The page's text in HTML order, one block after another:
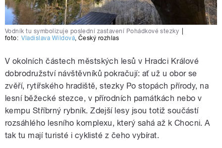
Vodník tu symbolizuje poslední zastavení Pohádkové stezky
foto: Vladislava Wildová ,Český rozhlas
V okolních částech městských lesů v Hradci Králové
dobrodružství návštěvníků pokračují: ať už u obor se
zvěří, rytířského hradiště, stezky Po stopách přírody, na
lesní běžecké stezce, v přírodních památkách nebo v
kempu Stříbrný rybník. Zdejší lesy jsou totiž součástí
rozsáhlého lesního komplexu, který sahá až k Chocni. A
tak tu mají turisté i cyklisté z čeho vybírat.